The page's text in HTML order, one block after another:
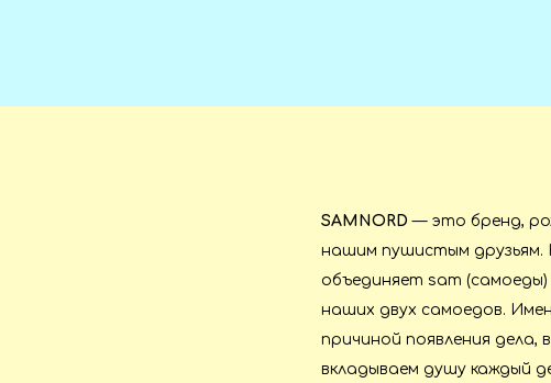
SAMNORD — это бренд,
нашим пушистым друзьям.
объединяет sam
наших двух самоедов.
причиной появления дела,
вкладываем душу каждый